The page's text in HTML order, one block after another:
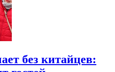
без китайцев: